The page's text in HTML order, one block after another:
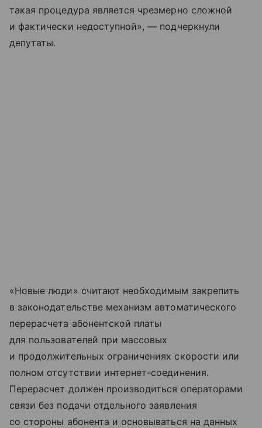
такая процедура является чрезмерно сложной
и фактически недоступной», — подчеркнули
депутаты.
«Новые люди» считают необходимым закрепить
в законодательстве механизм автоматического
перерасчета абонентской платы
для пользователей при массовых
и продолжительных ограничениях скорости или
полном отсутствии интернет-соединения.
Перерасчет должен производиться операторами
связи без подачи отдельного заявления
со стороны абонента и основываться на данных